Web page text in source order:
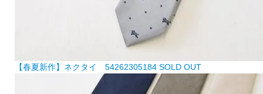
【春夏新作】ネクタイ 54262305184 SOLD OUT